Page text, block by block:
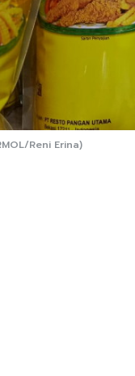
Reni Erina)